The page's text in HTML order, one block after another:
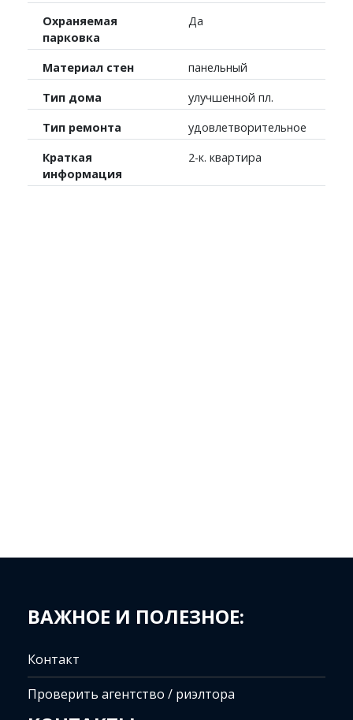
Охраняемая
парковка
Да
Материал стен
панельный
Тип дома
улучшенной пл.
Тип ремонта
удовлетворительное
Краткая
информация
2-к. квартира
ВАЖНОЕ И ПОЛЕЗНОЕ:
Контакт
Проверить агентство / риэлтора